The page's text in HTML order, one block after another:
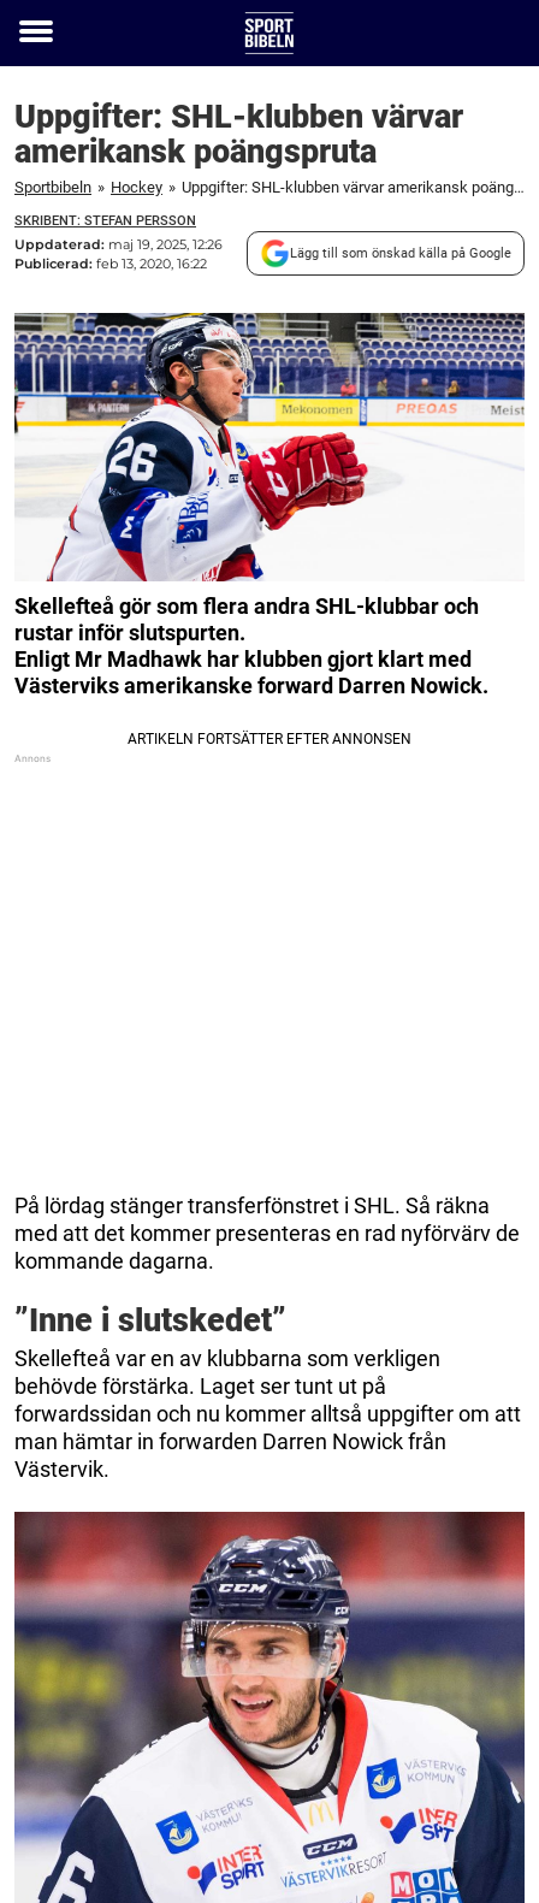
Toggle
Uppgifter: SHL-klubben värvar
amerikansk poängspruta
Sportbibeln » Hockey » Uppgifter: SHL-klubben värvar amerikansk poängspruta
SKRIBENT: STEFAN PERSSON
Uppdaterad: maj 19, 2025, 12:26
Publicerad: feb 13, 2020, 16:22
Lägg till som önskad källa på Google
Skellefteå gör som flera andra SHL-klubbar och
rustar inför slutspurten.
Enligt Mr Madhawk har klubben gjort klart med
Västerviks amerikanske forward Darren Nowick.
På lördag stänger transferfönstret i SHL. Så räkna
med att det kommer presenteras en rad nyförvärv de
kommande dagarna.
”Inne i slutskedet”
Skellefteå var en av klubbarna som verkligen
behövde förstärka. Laget ser tunt ut på
forwardssidan och nu kommer alltså uppgifter om att
man hämtar in forwarden Darren Nowick från
Västervik.